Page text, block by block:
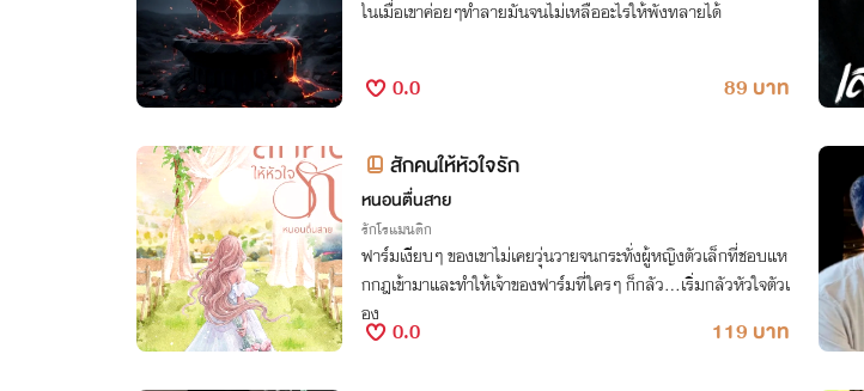
ในเมื่อเขาค่อยๆทำลายมันจนไม่เหลืออะไรให้พังทลายได้
0.0 89 บาท
สักคนให้หัวใจรัก
หนอนตื่นสาย
รักโรแมนติก
ฟาร์มเงียบๆ ของเขาไม่เคยวุ่นวายจนกระทั่งผู้หญิงตัวเล็กที่ชอบแห
กกฎเข้ามาและทำให้เจ้าของฟาร์มที่ใครๆ ก็กลัว…เริ่มกลัวหัวใจตัวเ
อง
0.0 119 บาท